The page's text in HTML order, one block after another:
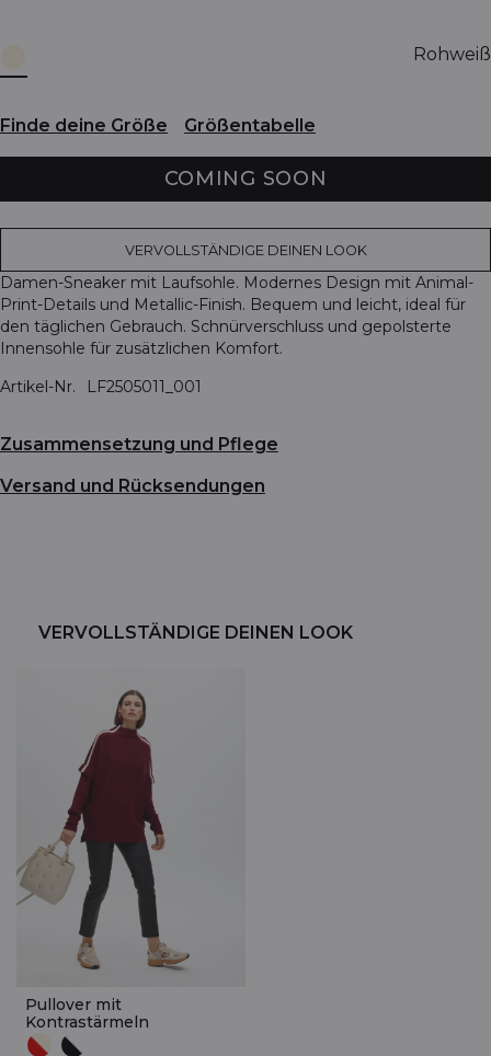
Rohweiß
Finde deine Größe Größentabelle
COMING SOON
VERVOLLSTÄNDIGE DEINEN LOOK
Damen-Sneaker mit Laufsohle. Modernes Design mit Animal-
Print-Details und Metallic-Finish. Bequem und leicht, ideal für
den täglichen Gebrauch. Schnürverschluss und gepolsterte
Innensohle für zusätzlichen Komfort.
Artikel-Nr.
LF2505011_001
Zusammensetzung und Pflege
Versand und Rücksendungen
VERVOLLSTÄNDIGE DEINEN LOOK
Pullover mit
Kontrastärmeln